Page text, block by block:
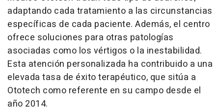
adaptando cada tratamiento a las circunstancias
específicas de cada paciente. Además, el centro
ofrece soluciones para otras patologías
asociadas como los vértigos o la inestabilidad.
Esta atención personalizada ha contribuido a una
elevada tasa de éxito terapéutico, que sitúa a
Ototech como referente en su campo desde el
año 2014.